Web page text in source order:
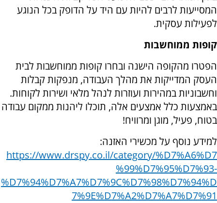
המסייעות לרבים להיות עם היד על הדופק בכל הנוגע
לפעילות עסקית.
קופות ממוחשבות
הפטרו מהקופה הישנה ובחרו קופות ממוחשבות לבית
העסק המדייקות את מהלך העבודה, מנפקות קבלות
וחשבוניות במהירות ועוזרות לנהל מלאי ושירות לקוחות.
באמצעות כלל אמצעים אלה, תוכלו ליהנות ממקום עבודה
בטוח, פעיל, מוגן ומרוויח!
למידע נוסף על מכשירי האזנה:
https://www.drspy.co.il/category/%D7%A6%D7
%99%D7%95%D7%93-
%D7%94%D7%A7%D7%9C%D7%98%D7%94%D
7%9E%D7%A2%D7%A7%D7%91